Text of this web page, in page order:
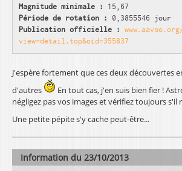
Magnitude minimale :
15,67
Période de rotation : 0,3855546 jour
Publication officielle :
view=detail.top&oid=355837
J'espère fortement que ces deux découvertes
d'autres
En tout cas, j'en suis bien fier !
négligez pas vos images et vérifiez toujours s'il
Une petite pépite s'y cache peut-être...
Information du 23/10/2013